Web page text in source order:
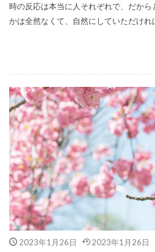
時の反応は本当に人それぞれで、だか
かは全然なくて、自然にしていただけれ
2023年1月26日 2023年1月26日